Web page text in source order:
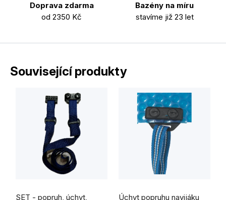
Doprava zdarma
od 2350 Kč
Bazény na míru
stavíme již 23 let
Související produkty
SET - popruh, úchyt,
hodnocení Úchyt popruhu navijáku